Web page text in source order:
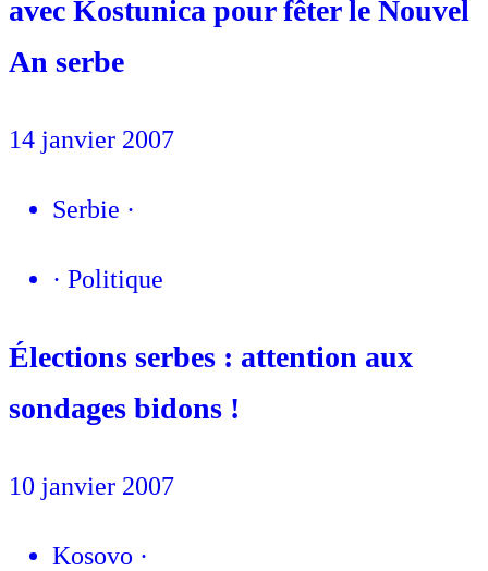
avec Kostunica pour fêter le Nouvel
An serbe
14 janvier 2007
Serbie ·
· Politique
Élections serbes : attention aux
sondages bidons !
10 janvier 2007
Kosovo ·